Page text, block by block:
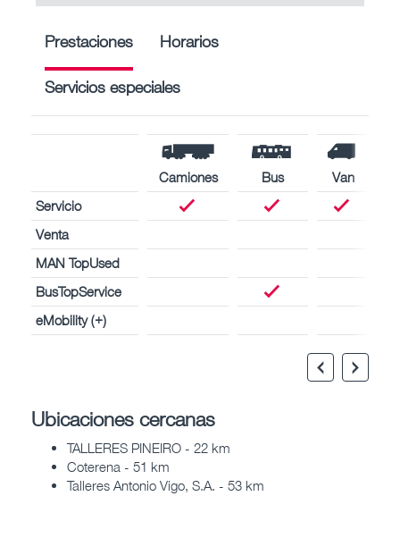
Prestaciones Horarios
Servicios especiales
Camiones Bus
Van
Servicio
Venta
MAN TopUsed
BusTopService
eMobility (+)
Ubicaciones cercanas
TALLERES PINEIRO - 22 km
Coterena - 51 km
Talleres Antonio Vigo, S.A. - 53 km